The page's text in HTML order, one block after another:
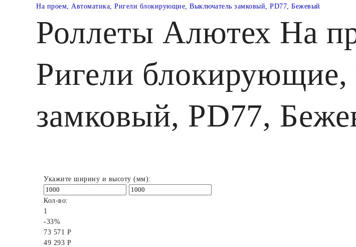
На проем, Автоматика, Ригели блокирующие, Выключатель замковый, PD77, Бежевый
Роллеты Алютех На
Ригели
замковый, PD77,
Укажите ширину и высоту (мм):
Кол-во:
1
-33%
73 571 Р
49 293 Р